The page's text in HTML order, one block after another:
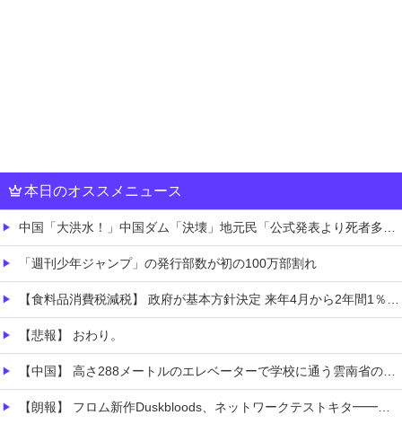
本日のオススメニュース
中国「大洪水！」中国ダム「決壊」地元民「公式発表より死者多い！」中国政府「住民拘束！（安否不明」中国当局「救助隊動画も削除」台風13号「三峡ダム接近中」→
「週刊少年ジャンプ」の発行部数が初の100万部割れ
【食料品消費税減税】 政府が基本方針決定 来年4月から2年間1％に8月5日
【悲報】 おわり。
【中国】 高さ288メートルのエレベーターで学校に通う雲南省の山地の子供たち 通学時間 3時間→30分に短縮
【朗報】 フロム新作Duskbloods、ネットワークテストキタ━━━━(゜∀゜)━━━━!!